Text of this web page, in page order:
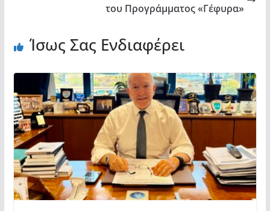
του Προγράμματος «Γέφυρα»
Ίσως Σας Ενδιαφέρει